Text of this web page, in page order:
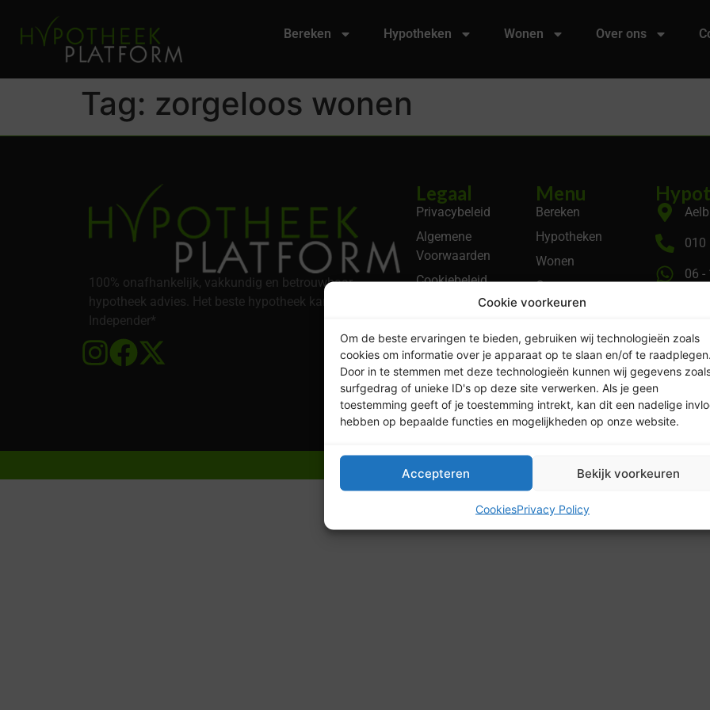
Cookie voorkeuren
Om de beste ervaringen te bieden, gebruiken wij technologieën zoals
cookies om informatie over je apparaat op te slaan en/of te raadplegen.
Door in te stemmen met deze technologieën kunnen wij gegevens
surfgedrag of unieke ID's op deze site verwerken. Als je geen
toestemming geeft of je toestemming intrekt, kan dit een nadelige
hebben op bepaalde functies en mogelijkheden op onze website.
Accepteren Bekijk voorkeuren
CookiesPrivacy Policy
Bereken Hypotheken Wonen Over ons
Tag: zorgeloos wonen
100% onafhankelijk, vakkundig en betrouwbaar
hypotheek advies. Het beste hypotheek kantoor volgens
Independer*
Legaal
Privacybeleid
Algemene
Voorwaarden
Cookiebeleid
Menu
Bereken
Hypotheken
Wonen
Over ons
Contact
Account
010
06 -
© 2026 HypotheekPlatform | Alle rechten voorbehouden | Design by